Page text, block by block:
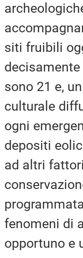
siti fruibili
sono 21 e,
culturale
ogni
depositi
ad altri
fenomeni di
opportuno e